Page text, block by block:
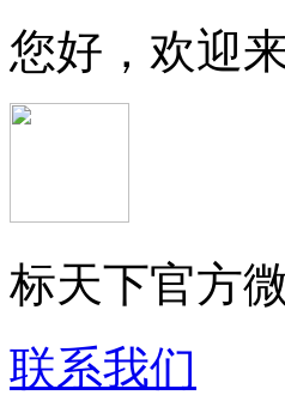
您好，欢迎
标天下官方
联系我们